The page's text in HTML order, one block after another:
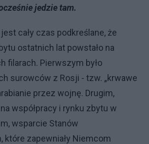
jedzie tam.
cały czas podkreślane, że
ostatnich lat powstało na
filarach. Pierwszym było
surowców z Rosji - tzw. „krwawe
przez wojnę. Drugim,
współpracy i rynku zbytu w
wsparcie Stanów
które zapewniały Niemcom